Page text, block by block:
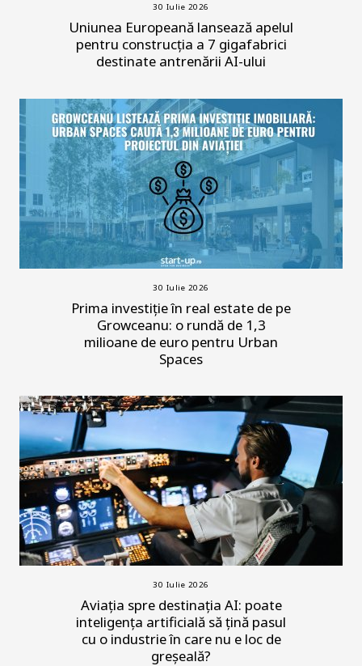
30 Iulie 2026
Uniunea Europeană lansează apelul
pentru construcția a 7 gigafabrici
destinate antrenării AI-ului
30 Iulie 2026
Prima investiție în real estate de pe
Growceanu: o rundă de 1,3
milioane de euro pentru Urban
Spaces
30 Iulie 2026
Aviația spre destinația AI: poate
inteligența artificială să țină pasul
cu o industrie în care nu e loc de
greșeală?